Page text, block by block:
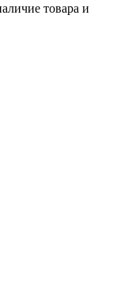
товара и